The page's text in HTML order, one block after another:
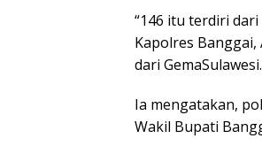
“146 itu terdiri
Kapolres
dari
Ia mengatakan,
Wakil Bupati